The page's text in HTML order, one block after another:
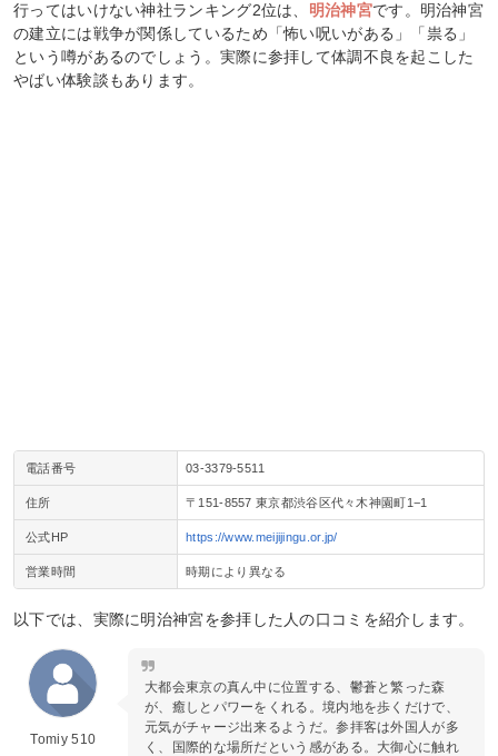
行ってはいけない神社ランキング2位は、 明治神宮です。明治神宮
の建立には戦争が関係しているため「怖い呪いがある」「祟る」
という噂があるのでしょう。実際に参拝して体調不良を起こした
やばい体験談もあります。
電話番号 03‐3379‐5511
住所 〒151-8557 東京都渋谷区代々木神園町1−1
公式HP https://www.meijijingu.or.jp/
営業時間 時期により異なる
以下では、実際に明治神宮を参拝した人の口コミを紹介します。
Tomiy 510
大都会東京の真ん中に位置する、鬱蒼と繁った森
が、癒しとパワーをくれる。境内地を歩くだけで、
元気がチャージ出来るようだ。参拝客は外国人が多
く、国際的な場所だという感がある。大御心に触れ